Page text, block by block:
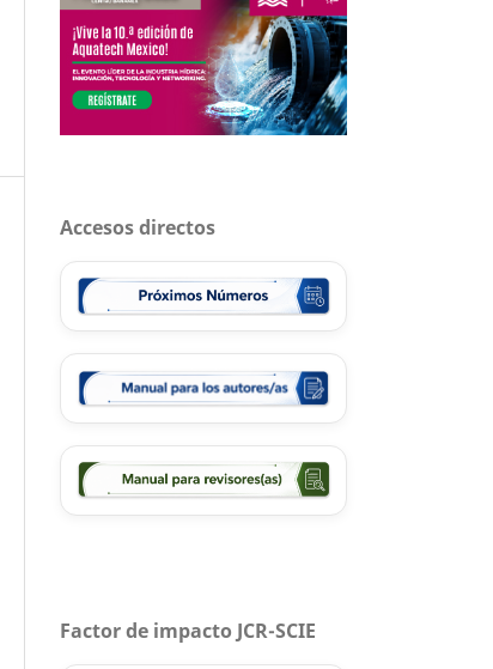
Accesos directos
Factor de impacto JCR-SCIE